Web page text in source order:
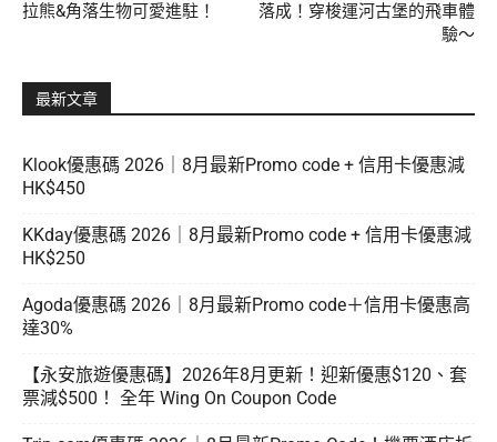
拉熊&角落生物可愛進駐！
落成！穿梭運河古堡的飛車體
驗～
最新文章
Klook優惠碼 2026｜8月最新Promo code + 信用卡優惠減
HK$450
KKday優惠碼 2026｜8月最新Promo code + 信用卡優惠減
HK$250
Agoda優惠碼 2026｜8月最新Promo code＋信用卡優惠高
達30%
【永安旅遊優惠碼】2026年8月更新！迎新優惠$120、套
票減$500！ 全年 Wing On Coupon Code